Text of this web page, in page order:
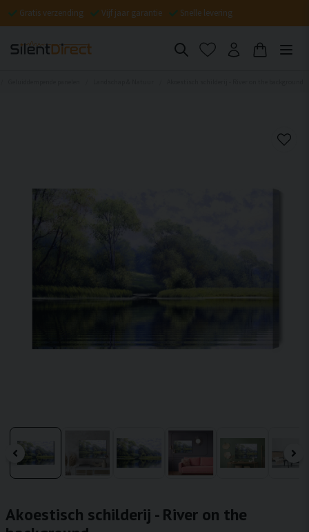
Gratis verzending Vijf jaar garantie Snelle levering
Akoestisch schilderij - River on the